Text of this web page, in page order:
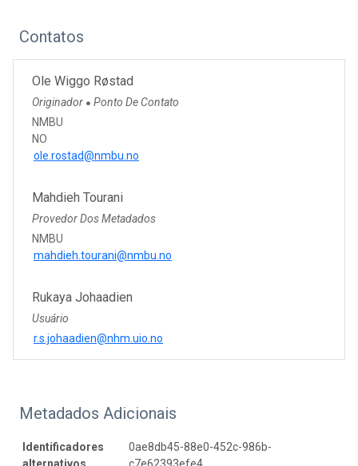
Contatos
Ole Wiggo Røstad
Originador ● Ponto De Contato
NMBU
NO
ole.rostad@nmbu.no
Mahdieh Tourani
Provedor Dos Metadados
NMBU
mahdieh.tourani@nmbu.no
Rukaya Johaadien
Usuário
r.s.johaadien@nhm.uio.no
Metadados Adicionais
Identificadores
0ae8db45-88e0-452c-986b-